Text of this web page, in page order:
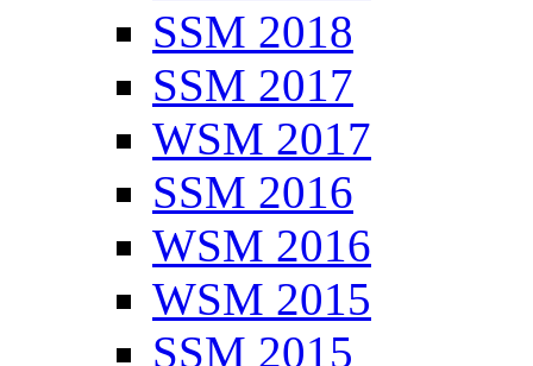
SSM 2018
SSM 2017
WSM 2017
SSM 2016
WSM 2016
WSM 2015
SSM 2015